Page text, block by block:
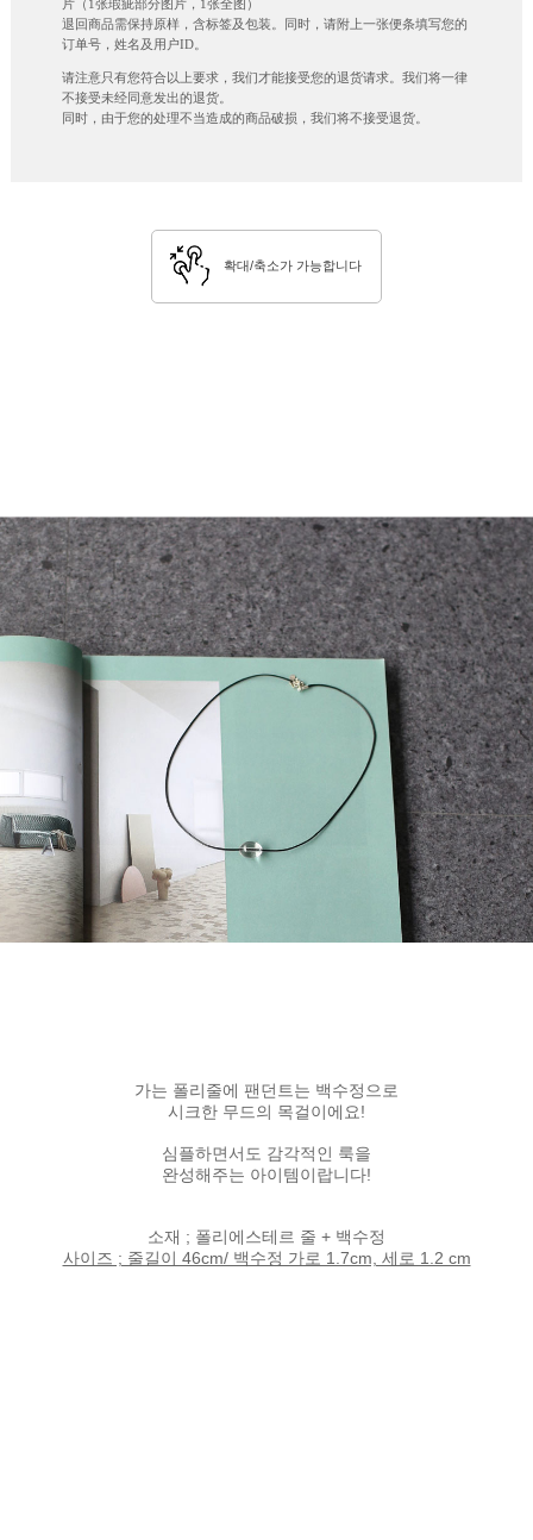
片（1张瑕疵部分图片，1张全图）
退回商品需保持原样，含标签及包装。同时，请附上一张便条填写您的
订单号，姓名及用户ID。
请注意只有您符合以上要求，我们才能接受您的退货请求。我们将一律
不接受未经同意发出的退货。
同时，由于您的处理不当造成的商品破损，我们将不接受退货。
확대/축소가 가능합니다
가는 폴리줄에 팬던트는 백수정으로
시크한 무드의 목걸이에요!
심플하면서도 감각적인 룩을
완성해주는 아이템이랍니다!
소재 ; 폴리에스테르 줄 + 백수정
사이즈 ; 줄길이 46cm/ 백수정 가로 1.7cm, 세로 1.2 cm